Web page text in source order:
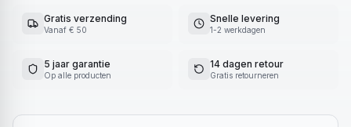
Gratis verzending
Vanaf € 50
Snelle levering
1-2 werkdagen
5 jaar garantie
Op alle producten
14 dagen retour
Gratis retourneren